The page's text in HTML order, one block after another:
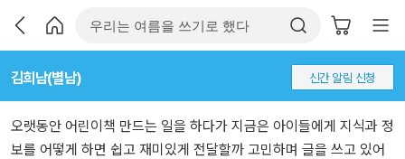
김희남(별남) 신간 알림 신청
오랫동안 어린이책 만드는 일을 하다가 지금은 아이들에게 지식과 정
보를 어떻게 하면 쉽고 재미있게 전달할까 고민하며 글을 쓰고 있어